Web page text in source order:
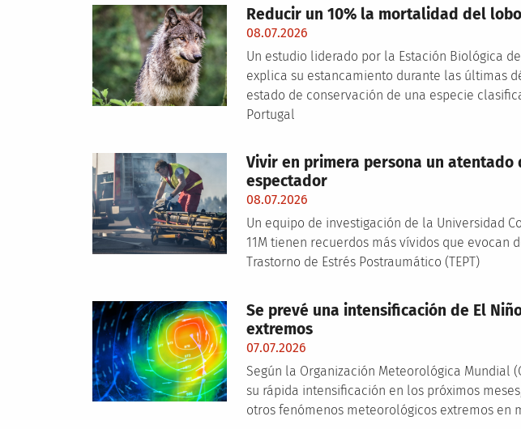
Reducir un 10% la mortalidad del
08.07.2026
Un estudio liderado por la Estación Biológica
explica su estancamiento durante las últimas
estado de conservación de una especie
Portugal
Vivir en primera persona un
espectador
08.07.2026
Un equipo de investigación de la Universidad
11M tienen recuerdos más vívidos que evocan
Trastorno de Estrés Postraumático (TEPT)
Se prevé una intensificación de El
extremos
07.07.2026
Según la Organización Meteorológica Mundial
su rápida intensificación en los próximos
otros fenómenos meteorológicos extremos en